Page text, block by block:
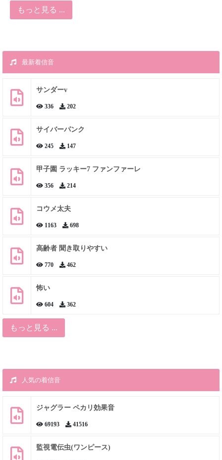
もっと見る ...
最新着信音
サンダーv
336 202
サイバーパンク
245 147
甲子園 ラッキー7 ファンファーレ
356 214
コウメ太夫
1163 698
高齢者 聞き取りやすい
770 462
怖い
604 362
もっと見る ...
人気の着信音
ジャグラー ペカリ効果音
69193 41516
監視電伝虫(ワンピース)